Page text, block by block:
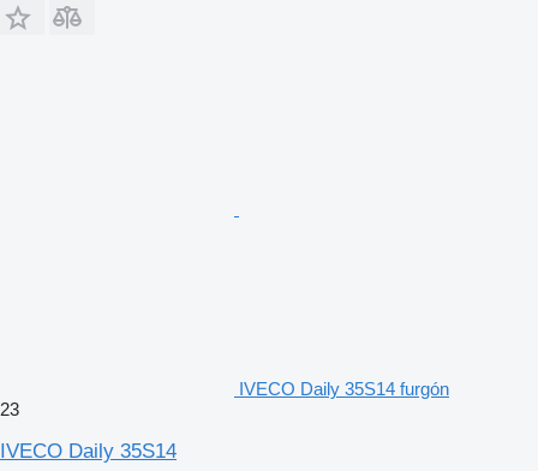
IVECO Daily 35S14 furgón
23
IVECO Daily 35S14